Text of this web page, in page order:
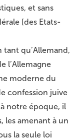
et sans
[des Etats-
qu’Allemand,
l’Allemagne
moderne du
confession juive
notre époque, il
les amenant à un
la seule loi